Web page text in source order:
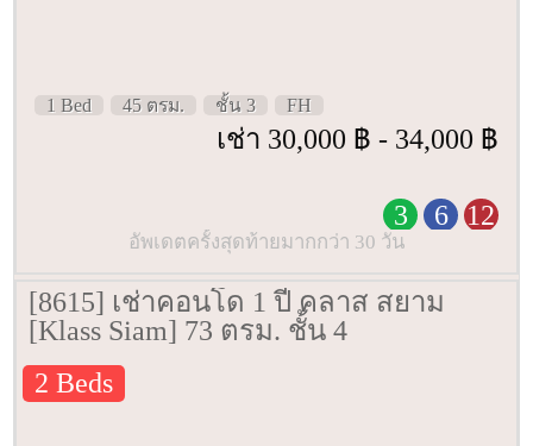
1 Bed 45 ตรม. ชั้น 3 FH
เช่า 30,000 ฿ - 34,000 ฿
3 6 12
อัพเดตครั้งสุดท้ายมากกว่า 30 วัน
[8615] เช่าคอนโด 1 ปี คลาส สยาม
[Klass Siam] 73 ตรม. ชั้น 4
2 Beds